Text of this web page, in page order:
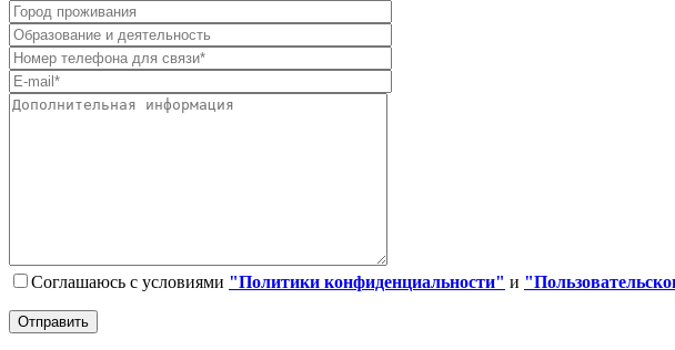
Соглашаюсь с условиями "Политики конфиденциальности" и